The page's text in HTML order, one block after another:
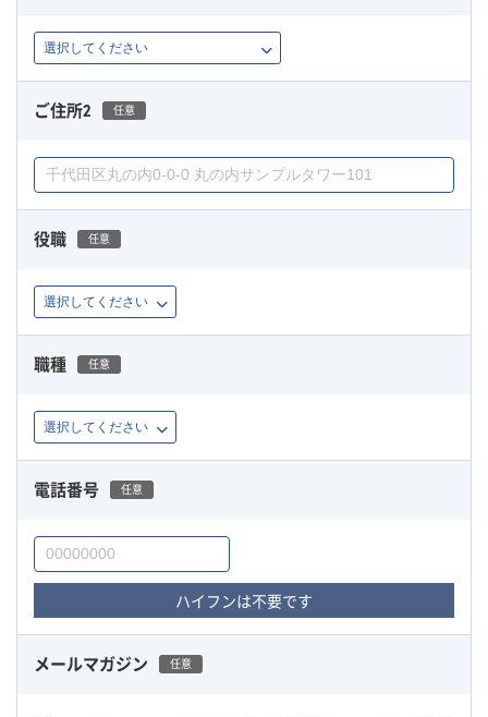
ご住所2 任意
役職 任意
職種 任意
電話番号 任意
ハイフンは不要です
メールマガジン 任意